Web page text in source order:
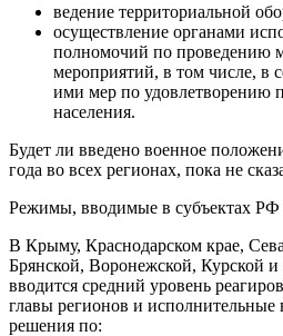
ведение территориальной
осуществление органами
полномочий по проведению
мероприятий, в том числе, в
ими мер по удовлетворению
населения.
Будет ли введено военное
года во всех регионах, пока не
Режимы, вводимые в субъектах РФ
В Крыму, Краснодарском крае,
Брянской, Воронежской, Курской и
вводится средний уровень
главы регионов и
решения по: